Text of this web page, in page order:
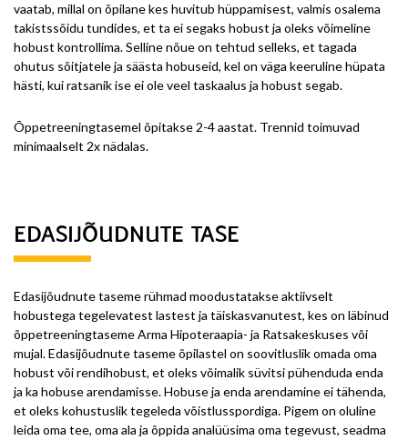
vaatab, millal on õpilane kes huvitub hüppamisest, valmis osalema
takistssõidu tundides, et ta ei segaks hobust ja oleks võimeline
hobust kontrollima. Selline nõue on tehtud selleks, et tagada
ohutus sõitjatele ja säästa hobuseid, kel on väga keeruline hüpata
hästi, kui ratsanik ise ei ole veel taskaalus ja hobust segab.
Õppetreeningtasemel õpitakse 2-4 aastat. Trennid toimuvad
minimaalselt 2x nädalas.
EDASIJÕUDNUTE TASE
Edasijõudnute taseme rühmad moodustatakse aktiivselt
hobustega tegelevatest lastest ja täiskasvanutest, kes on läbinud
õppetreeningtaseme Arma Hipoteraapia- ja Ratsakeskuses või
mujal. Edasijõudnute taseme õpilastel on soovitluslik omada oma
hobust või rendihobust, et oleks võimalik süvitsi pühenduda enda
ja ka hobuse arendamisse. Hobuse ja enda arendamine ei tähenda,
et oleks kohustuslik tegeleda võistlusspordiga. Pigem on oluline
leida oma tee, oma ala ja õppida analüüsima oma tegevust, seadma